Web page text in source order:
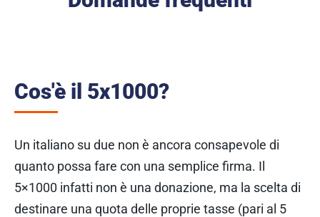
Cos'è il 5x1000?
Un italiano su due non è ancora consapevole di
quanto possa fare con una semplice firma. Il
5×1000 infatti non è una donazione, ma la scelta di
destinare una quota delle proprie tasse (pari al 5